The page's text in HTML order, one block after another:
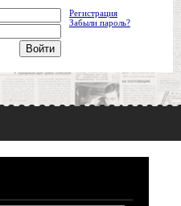
Регистрация
Забыли пароль?